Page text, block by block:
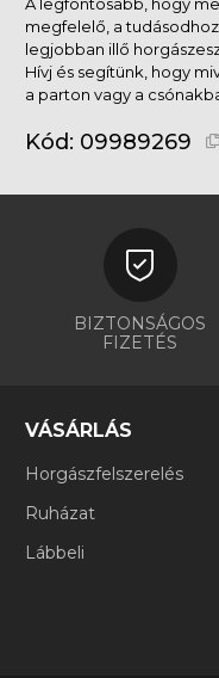
A legfontosabb, hogy
megfelelő, a
legjobban illő
Hívj és segítünk, hogy
a parton vagy a
Kód: 09989269
BIZTONSÁGOS
FIZETÉS
VÁSÁRLÁS
Horgászfelszerelés
Ruházat
Lábbeli